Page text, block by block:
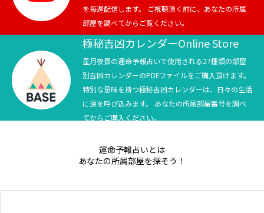
競馬
テニス四大大会・五輪
テニス四大大会・五輪
を毎週配信します。 ご視聴頂く前に、あなたの所属
部屋を調べてからご覧ください。
極秘吉凶カレンダーOnline Store
星月夜景の運命予報占いで使用される27種類の部屋
別吉凶カレンダーのPDFファイルをご購入頂けます。
特別な意味を持つ極秘吉凶カレンダーは、日々の生活
に運を呼び込みます。 あなたの所属部屋番号を調べ
てからご購入ください。
運命予報占いとは
あなたの所属部屋を探そう！